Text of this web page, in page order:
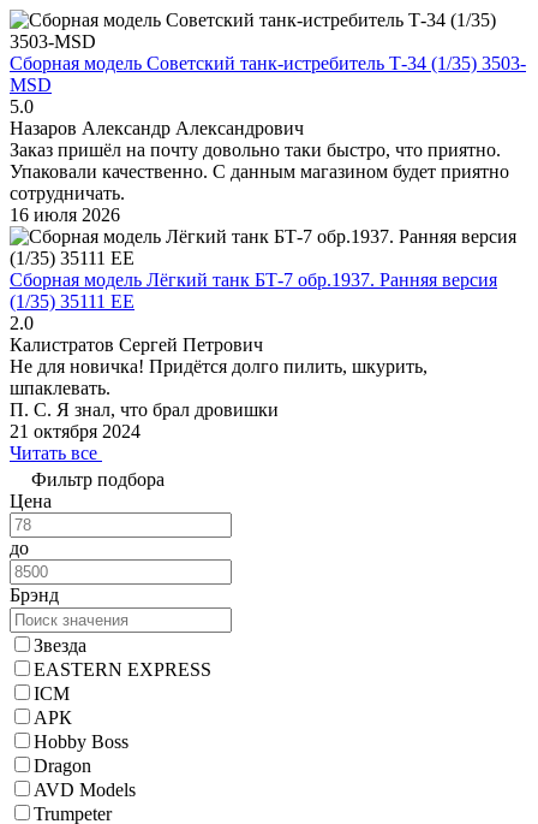
Сборная модель Советский танк-истребитель Т-34 (1/35) 3503-
MSD
5.0
Назаров Александр Александрович
Заказ пришёл на почту довольно таки быстро, что приятно.
Упаковали качественно. С данным магазином будет приятно
сотрудничать.
16 июля 2026
Сборная модель Лёгкий танк БТ-7 обр.1937. Ранняя версия
(1/35) 35111 EE
2.0
Калистратов Сергей Петрович
Не для новичка! Придётся долго пилить, шкурить,
шпаклевать.
П. С. Я знал, что брал дровишки
21 октября 2024
Читать все
Фильтр подбора
Цена
до
Брэнд
Звезда
EASTERN EXPRESS
ICM
АРК
Hobby Boss
Dragon
AVD Models
Trumpeter